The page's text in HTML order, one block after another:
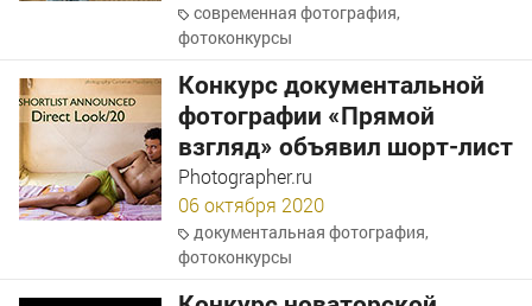
современная фотография,
фотоконкурсы
Конкурс документальной
фотографии «Прямой
взгляд» объявил шорт-лист
Photographer.ru
06 октября 2020
документальная фотография,
фотоконкурсы